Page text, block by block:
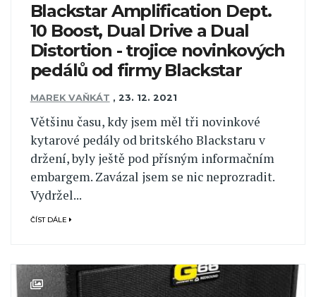
Blackstar Amplification Dept.
10 Boost, Dual Drive a Dual
Distortion - trojice novinkových
pedálů od firmy Blackstar
MAREK VAŇKÁT , 23. 12. 2021
Většinu času, kdy jsem měl tři novinkové
kytarové pedály od britského Blackstaru v
držení, byly ještě pod přísným informačním
embargem. Zavázal jsem se nic neprozradit.
Vydržel...
ČÍST DÁLE